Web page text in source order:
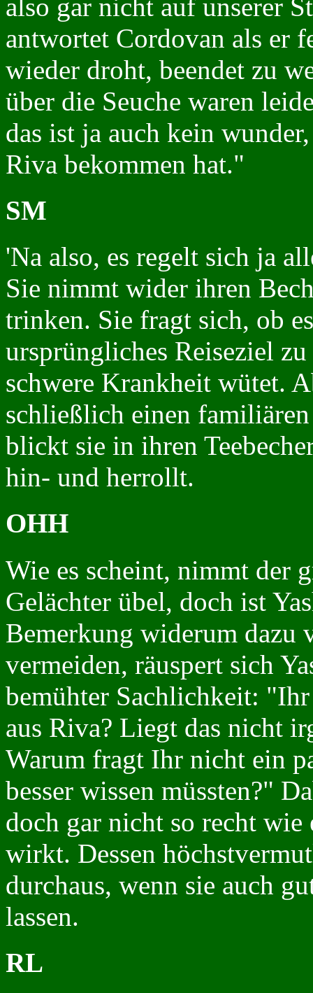
also gar nicht auf unserer
antwortet Cordovan als er
wieder droht, beendet zu
über die Seuche waren
das ist ja auch kein
Riva bekommen hat."
SM
'Na also, es regelt sich ja
Sie nimmt wider ihren
trinken. Sie fragt sich, ob
ursprüngliches Reiseziel
schwere Krankheit wütet.
schließlich einen
blickt sie in ihren
hin- und herrollt.
OHH
Wie es scheint, nimmt der
Gelächter übel, doch ist
Bemerkung widerum dazu
vermeiden, räuspert sich
bemühter Sachlichkeit:
aus Riva? Liegt das nicht
Warum fragt Ihr nicht ein
besser wissen müssten?"
doch gar nicht so recht
wirkt. Dessen
durchaus, wenn sie auch
lassen.
RL